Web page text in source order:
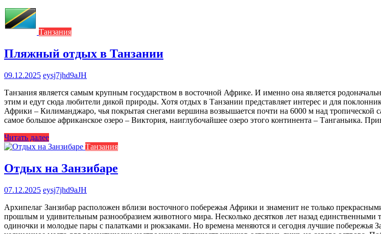
Танзания
Пляжный отдых в Танзании
09.12.2025 eysj7jhd9aJH
Танзания является самым крупным государством в восточной Африке. И именно она является
этим и едут сюда любители дикой природы. Хотя отдых в Танзании представляет интерес и для
Африки – Килиманджаро, чья покрытая снегами вершина возвышается почти на 6000 м над тропической
самое большое африканское озеро – Виктория, наиглубочайшее озеро этого континента – Танганьика.
Читать далее
Танзания
Отдых на Занзибаре
07.12.2025 eysj7jhd9aJH
Архипелаг Занзибар расположен вблизи восточного побережья Африки и знаменит не только
прошлым и удивительным разнообразием животного мира. Несколько десятков лет назад
одиночки и молодые пары с палатками и рюкзаками. Но времена меняются и сегодня лучшие побережья